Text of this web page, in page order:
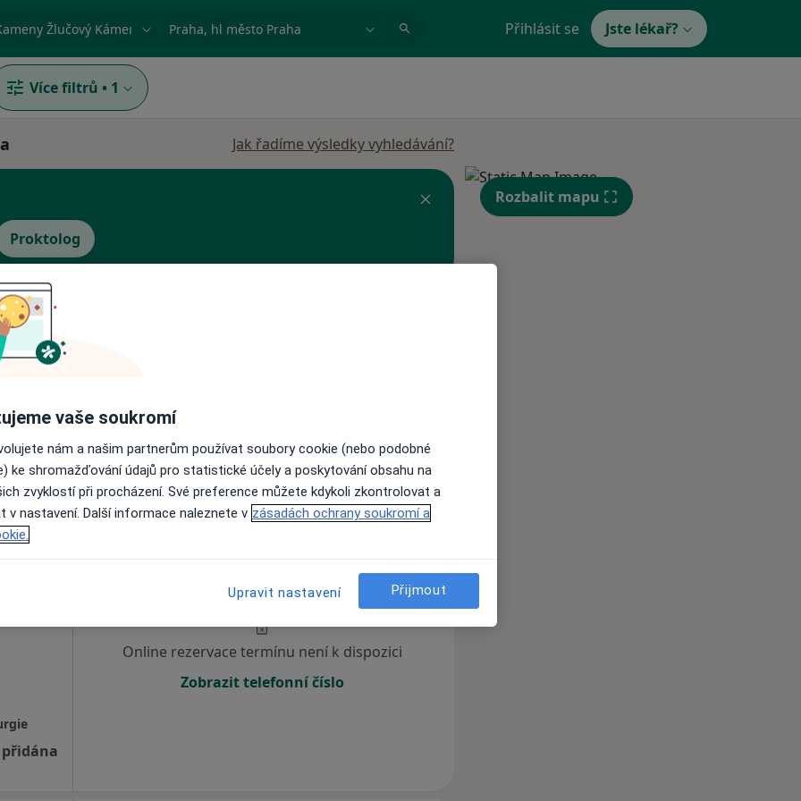
nemoc nebo příjmení Město nebo region Přihlásit se Jste lékař?
Více filtrů • 1
Jak řadíme výsledky vyhledávání?
Proktolog
přidána
přidána
8 Srpen 9 Srpen
Po
10 Srpen
Út
11 Srpen
Online rezervace termínu není k dispozici
Zobrazit telefonní číslo
Rozbalit mapu
vaše soukromí
nám a našim partnerům používat soubory cookie (nebo podobné
ke shromažďování údajů pro statistické účely a poskytování obsahu na
zvyklostí při procházení. Své preference můžete kdykoli zkontrolovat a
v nastavení. Další informace naleznete v zásadách ochrany soukromí a
Upravit nastavení Přijmout